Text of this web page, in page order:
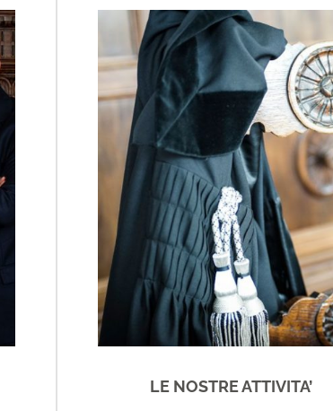
LE NOSTRE ATTIVITA’